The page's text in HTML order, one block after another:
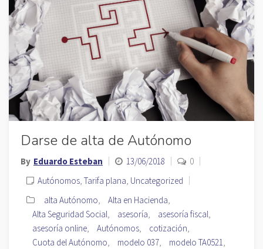
Darse de alta de Autónomo
By Eduardo Esteban 13/06/2018
0
Autónomos, Tarifa plana, Uncategorized
alta Autónomo, Alta en Hacienda,
Alta Seguridad Social, asesoría, asesoría fiscal,
asesoría online, Autónomos, cotización,
Cuota del Autónomo, modelo 037, modelo TA0521,